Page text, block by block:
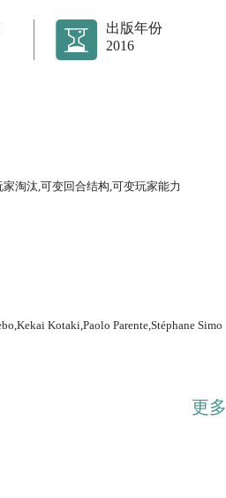
出版年份
2016
淘汰,可变回合结构,可变玩家能力
Kotaki,Paolo Parente,Stéphane Simo
更多